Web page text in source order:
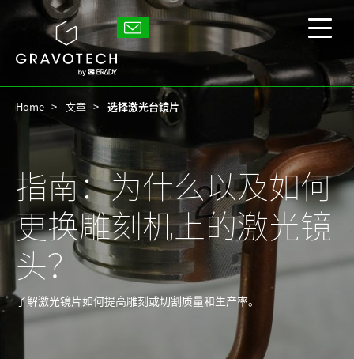
Skip
content
Gravotech
显
隐
藏
主
菜
单
Home 文章 选择激光台镜片
指南：为什么以及如何
更换雕刻机上的激光镜
头？
了解激光镜片如何提高雕刻或切割质量和生产率。